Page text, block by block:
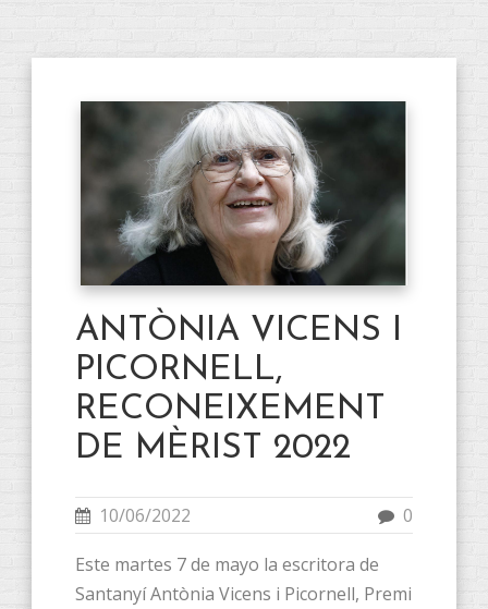
ANTÒNIA VICENS I
PICORNELL,
RECONEIXEMENT
DE MÈRIST 2022
10/06/2022 0
Este martes 7 de mayo la escritora de
Santanyí Antònia Vicens i Picornell, Premi